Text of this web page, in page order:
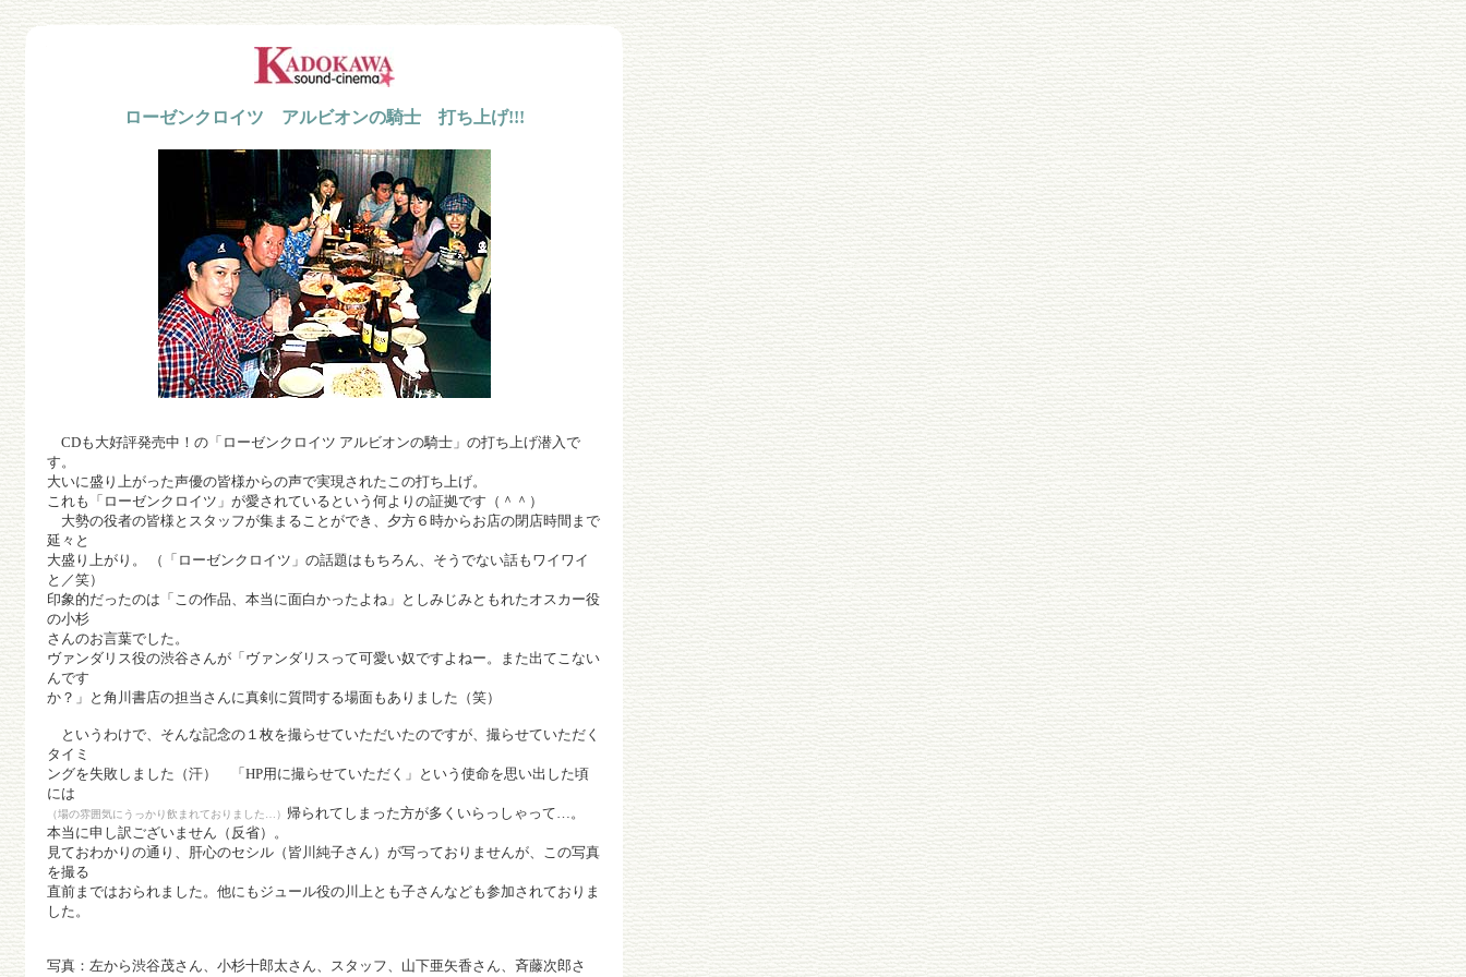
ローゼンクロイツ アルビオンの騎士 打ち上げ!!!
CDも大好評発売中！の「ローゼンクロイツ アルビオンの騎士」の打ち上げ潜入で
す。
大いに盛り上がった声優の皆様からの声で実現されたこの打ち上げ。
これも「ローゼンクロイツ」が愛されているという何よりの証拠です（＾＾）
大勢の役者の皆様とスタッフが集まることができ、夕方６時からお店の閉店時間まで
延々と
大盛り上がり。 （「ローゼンクロイツ」の話題はもちろん、そうでない話もワイワイ
と／笑）
印象的だったのは「この作品、本当に面白かったよね」としみじみともれたオスカー役
の小杉
さんのお言葉でした。
ヴァンダリス役の渋谷さんが「ヴァンダリスって可愛い奴ですよねー。また出てこない
んです
か？」と角川書店の担当さんに真剣に質問する場面もありました（笑）
というわけで、そんな記念の１枚を撮らせていただいたのですが、撮らせていただく
タイミ
ングを失敗しました（汗） 「HP用に撮らせていただく」という使命を思い出した頃
には
（場の雰囲気にうっかり飲まれておりました…） 帰られてしまった方が多くいらっしゃって…。
本当に申し訳ございません（反省）。
見ておわかりの通り、肝心のセシル（皆川純子さん）が写っておりませんが、この写真
を撮る
直前まではおられました。他にもジュール役の川上とも子さんなども参加されておりま
した。
写真：左から渋谷茂さん、小杉十郎太さん、スタッフ、山下亜矢香さん、斉藤次郎さ